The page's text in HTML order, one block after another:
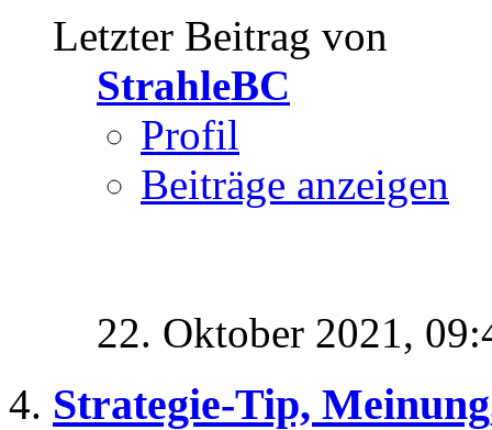
Letzter Beitrag von
StrahleBC
Profil
Beiträge anzeigen
22. Oktober 2021,
Strategie-Tip,